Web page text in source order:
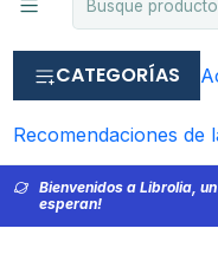
CATEGORÍAS
Recomendaciones de
Bienvenidos a Librolia,
esperan!